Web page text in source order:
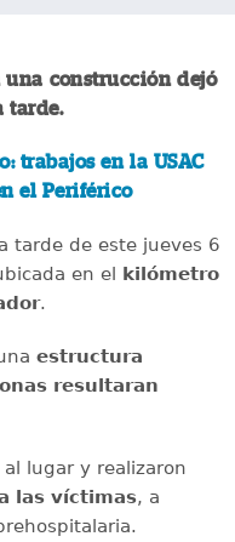
una construcción dejó
tarde.
trabajos en la USAC
el Periférico
tarde de este jueves 6
en el kilómetro
.
estructura
resultaran
lugar y realizaron
las víctimas, a